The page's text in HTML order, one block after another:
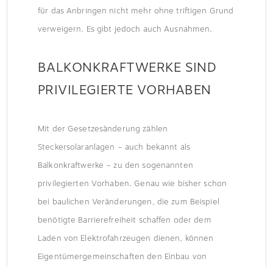
für das Anbringen nicht mehr ohne triftigen Grund
verweigern. Es gibt jedoch auch Ausnahmen.
BALKONKRAFTWERKE SIND
PRIVILEGIERTE VORHABEN
Mit der Gesetzesänderung zählen
Steckersolaranlagen – auch bekannt als
Balkonkraftwerke – zu den sogenannten
privilegierten Vorhaben. Genau wie bisher schon
bei baulichen Veränderungen, die zum Beispiel
benötigte Barrierefreiheit schaffen oder dem
Laden von Elektrofahrzeugen dienen, können
Eigentümergemeinschaften den Einbau von